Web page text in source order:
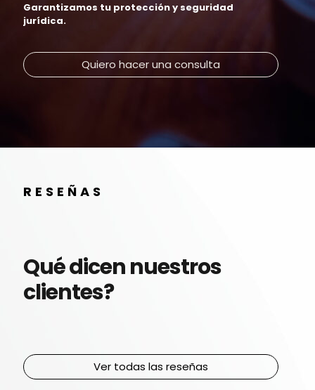
Garantizamos tu protección y seguridad
jurídica.
Quiero hacer una consulta
RESEÑAS
Qué dicen nuestros
clientes?
Ver todas las reseñas